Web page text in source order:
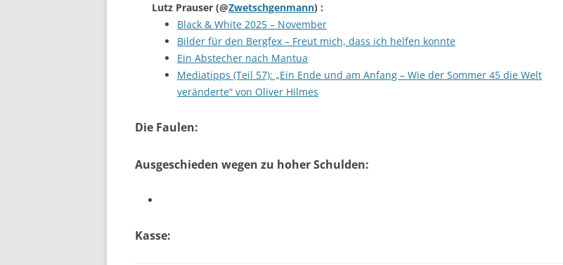
Lutz Prauser (@Zwetschgenmann) :
Black & White 2025 – November
Bilder für den Bergfex – Freut mich, dass ich helfen konnte
Ein Abstecher nach Mantua
Mediatipps (Teil 57): „Ein Ende und am Anfang – Wie der Sommer 45 die Welt
veränderte“ von Oliver Hilmes
Die Faulen:
Ausgeschieden wegen zu hoher Schulden:
Kasse: